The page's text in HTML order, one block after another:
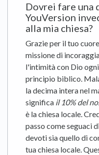
Dovrei fare una
YouVersion
alla mia chiesa?
Grazie per il tuo
missione di
l'intimità con Dio
principio biblico.
la decima intera nel
significa il 10% del
è la chiesa locale.
passo come seguaci
devoti sia quello di
tua chiesa locale.